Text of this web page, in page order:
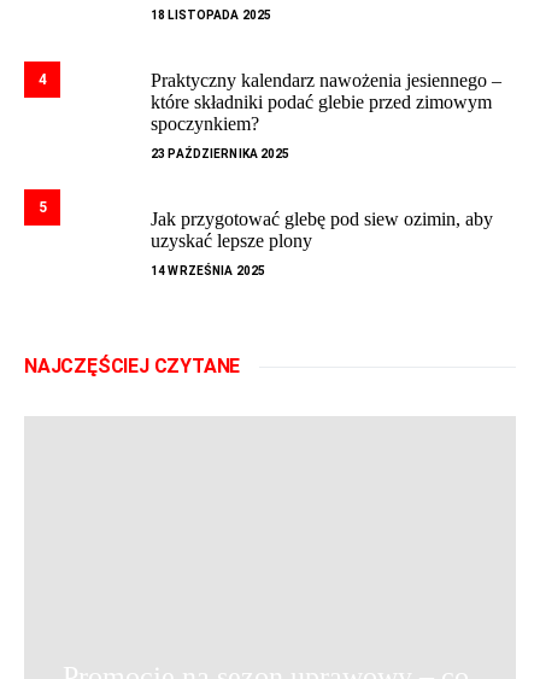
18 LISTOPADA 2025
4
Praktyczny kalendarz nawożenia jesiennego –
które składniki podać glebie przed zimowym
spoczynkiem?
23 PAŹDZIERNIKA 2025
5
Jak przygotować glebę pod siew ozimin, aby
uzyskać lepsze plony
14 WRZEŚNIA 2025
NAJCZĘŚCIEJ CZYTANE